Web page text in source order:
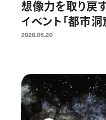
想像力を取り戻
イベント「都市
ver.1」をつい
2026.05.20